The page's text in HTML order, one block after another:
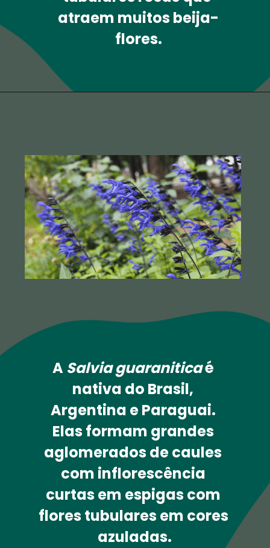
atraem muitos beija-
flores.
Salvia guaranitica é
nativa do Brasil,
e Paraguai.
formam grandes
de caules
com inflorescência
em espigas com
tubulares em cores
azuladas.